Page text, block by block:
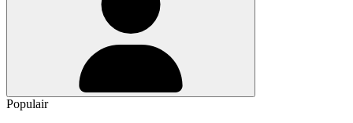
Populair